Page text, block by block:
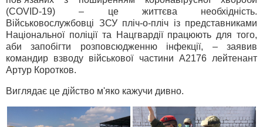
(COVID-19) – це життєва необхідність.
Військовослужбовці ЗСУ пліч-о-пліч із представниками
Національної поліції та Нацгвардії працюють для того,
аби запобігти розповсюдженню інфекції, – заявив
командир взводу військової частини А2176 лейтенант
Артур Коротков.
Виглядає це дійство м'яко кажучи дивно.